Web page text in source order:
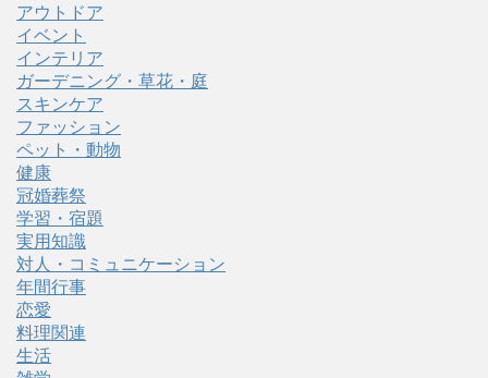
アウトドア
イベント
インテリア
ガーデニング・草花・庭
スキンケア
ファッション
ペット・動物
健康
冠婚葬祭
学習・宿題
実用知識
対人・コミュニケーション
年間行事
恋愛
料理関連
生活